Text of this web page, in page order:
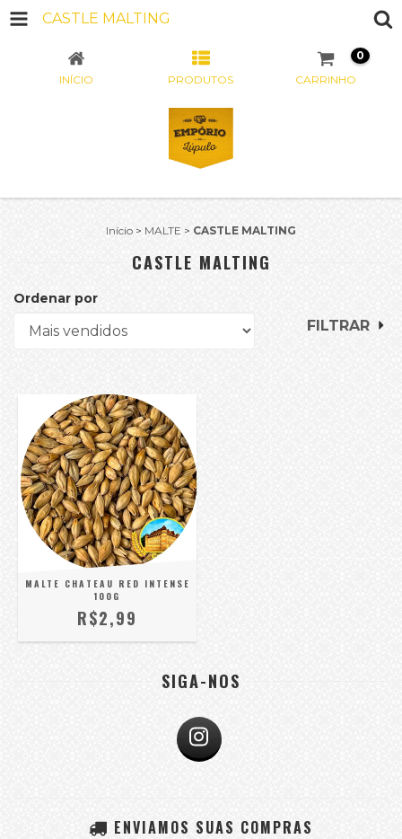
CASTLE MALTING
INÍCIO PRODUTOS CARRINHO
0
Início > MALTE > CASTLE MALTING
CASTLE MALTING
Ordenar por
FILTRAR
MALTE CHATEAU RED INTENSE
100G
R$2,99
SIGA-NOS
ENVIAMOS SUAS COMPRAS